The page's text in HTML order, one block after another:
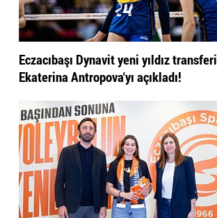
Eczacıbaşı Dynavit yeni yıldız transferi
Ekaterina Antropova'yı açıkladı!